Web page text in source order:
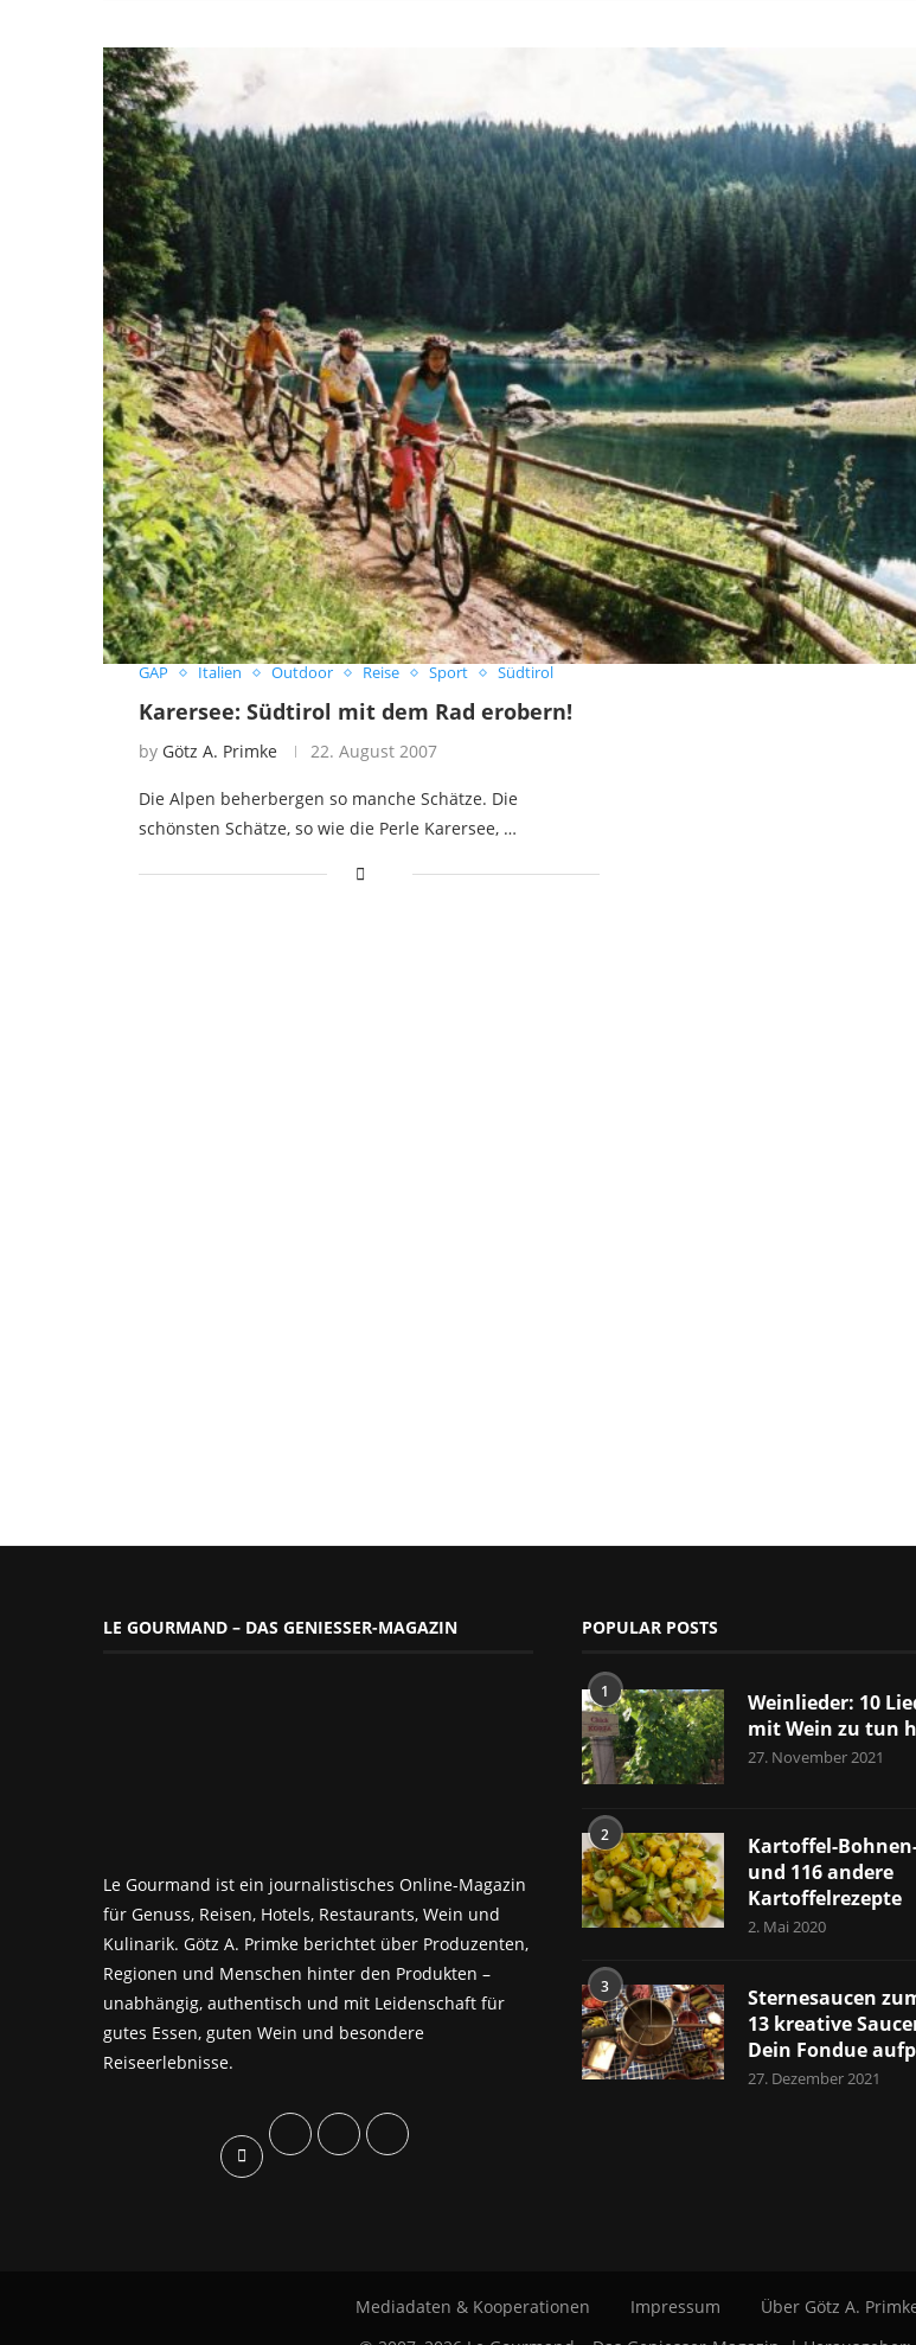
GAP Italien Outdoor Reise Sport Südtirol
Karersee: Südtirol mit dem Rad erobern!
by Götz A. Primke 22. August 2007
Die Alpen beherbergen so manche Schätze. Die
schönsten Schätze, so wie die Perle Karersee, …
LE GOURMAND – DAS GENIESSER-MAGAZIN
Le Gourmand ist ein journalistisches Online-Magazin
für Genuss, Reisen, Hotels, Restaurants, Wein und
Kulinarik. Götz A. Primke berichtet über Produzenten,
Regionen und Menschen hinter den Produkten –
unabhängig, authentisch und mit Leidenschaft für
gutes Essen, guten Wein und besondere
Reiseerlebnisse.
POPULAR POSTS
1
Weinlieder: 10
mit Wein zu tun
27. November 2021
2
Kartoffel-
und 116 andere
Kartoffelrezepte
2. Mai 2020
3
Sternesaucen
13 kreative
Dein Fondue
27. Dezember 2021
Mediadaten & Kooperationen Impressum Über Götz A.